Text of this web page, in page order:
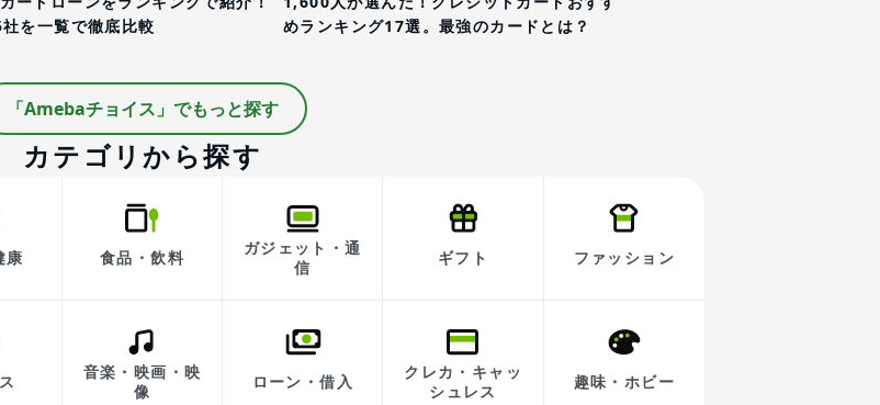
を一覧で徹底比較
めランキング17選。最強のカードとは？
「Amebaチョイス」でもっと探す
カテゴリから探す
康 食品・飲料
ガジェット・通
信
ギフト ファッション
音楽・映画・映
像
ローン・借入
クレカ・キャッ
シュレス
趣味・ホビー